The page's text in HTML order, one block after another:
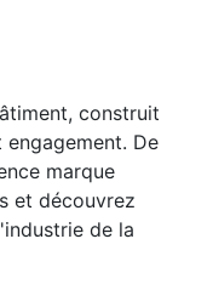
construit
De
marque
et découvrez
de la